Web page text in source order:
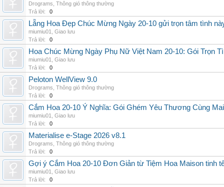
Drograms Thông gió thông thường
Trả lời:
0
Lẵng Hoa Đẹp Chúc Mừng Ngày 20-10 gửi trọn tâm tình
miumiu01
Giao lưu
Trả lời:
0
Hoa Chúc Mừng Ngày Phụ Nữ Việt Nam 20-10: Gói Trọn
miumiu01
Giao lưu
Trả lời:
0
Peloton WellView 9.0
Drograms Thông gió thông thường
Trả lời:
0
Cắm Hoa 20-10 Ý Nghĩa: Gói Ghém Yêu Thương Cùng
miumiu01
Giao lưu
Trả lời:
0
Materialise e-Stage 2026 v8.1
Drograms Thông gió thông thường
Trả lời:
0
Gợi ý Cắm Hoa 20-10 Đơn Giản từ Tiệm Hoa Maison tinh
miumiu01
Giao lưu
Trả lời:
0